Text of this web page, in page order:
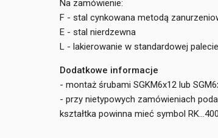
Na zamówienie:
F - stal cynkowana metodą
E - stal nierdzewna
L - lakierowanie w standardowej
Dodatkowe informacje
- montaż śrubami SGKM6x12 lub
- przy nietypowych zamówieniach
kształtka powinna mieć symbol